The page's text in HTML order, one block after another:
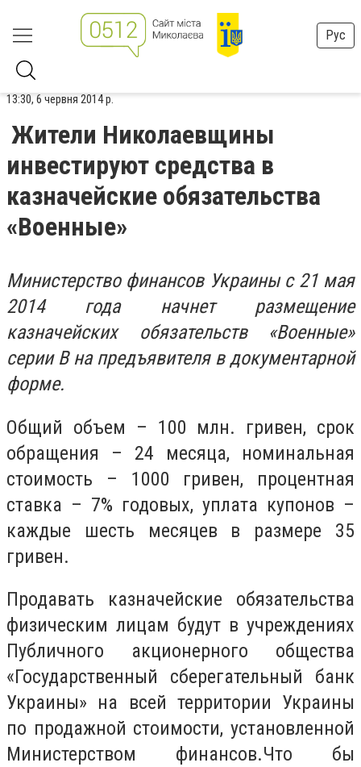
Рус
13:30, 6 червня 2014 р.
Жители Николаевщины
инвестируют средства в
казначейские обязательства
«Военные»
Министерство финансов Украины с 21 мая
2014 года начнет размещение
казначейских обязательств «Военные»
серии В на предъявителя в документарной
форме.
Общий объем – 100 млн. гривен, срок
обращения – 24 месяца, номинальная
стоимость – 1000 гривен, процентная
ставка – 7% годовых, уплата купонов –
каждые шесть месяцев в размере 35
гривен.
Продавать казначейские обязательства
физическим лицам будут в учреждениях
Публичного акционерного общества
«Государственный сберегательный банк
Украины» на всей территории Украины
по продажной стоимости, установленной
Министерством финансов.Что бы